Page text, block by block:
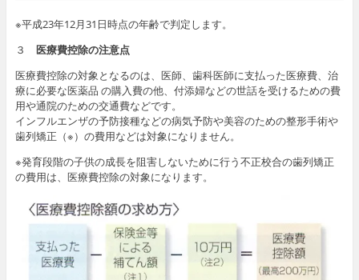
※平成23年12月31日時点の年齢で判定します。
３ 医療費控除の注意点
医療費控除の対象となるのは、医師、歯科医師に支払った医療費、治
療に必要な医薬品 の購入費の他、付添婦などの世話を受けるための費
用や通院のための交通費などです。
インフルエンザの予防接種などの病気予防や美容のための整形手術や
歯列矯正（※）の費用などは対象になりません。
※発育段階の子供の成長を阻害しないために行う不正校合の歯列矯正
の費用は、医療費控除の対象になります。